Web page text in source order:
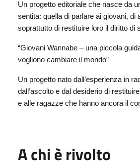
Un progetto editoriale che nasce da
sentita: quella di parlare ai giovani, di
soprattutto di restituire loro il diritto di
“Giovani Wannabe – una piccola
vogliono cambiare il mondo”
Un progetto nato dall’esperienza in
dall’ascolto e dal desiderio di
e alle ragazze che hanno ancora il
A chi è rivolto